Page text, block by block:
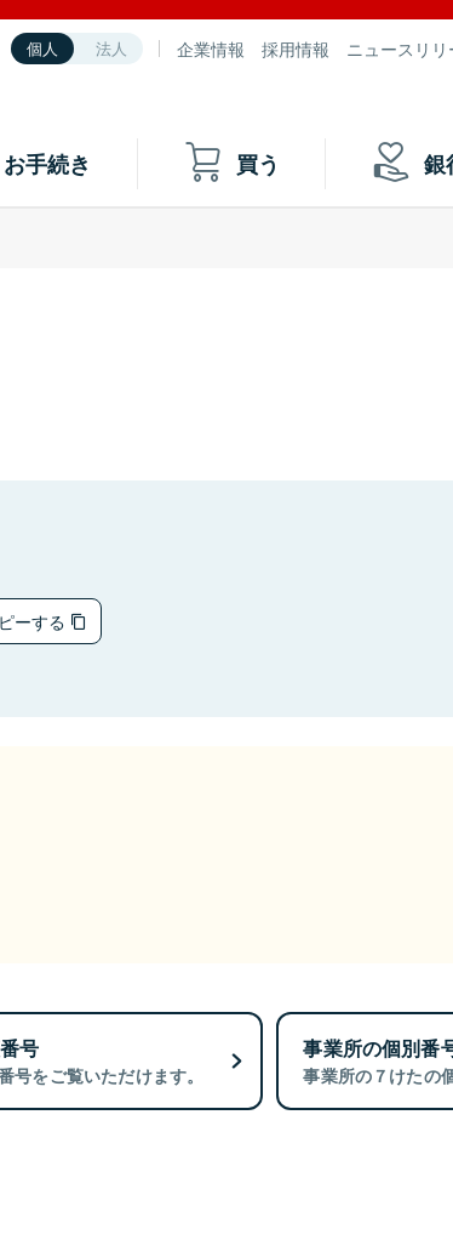
個人 法人 企業情報 採用情報 ニュースリリ
手続き 買う 銀
ーする
号
号をご覧いただけます。
事業所の個別番
事業所の７けたの